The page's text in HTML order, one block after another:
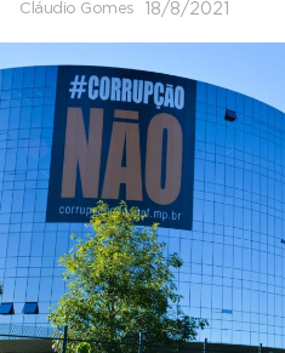
Cláudio Gomes 18/8/2021